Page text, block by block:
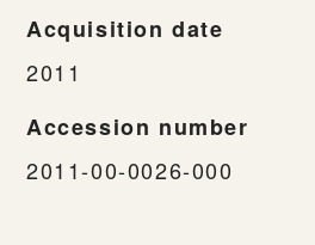
Acquisition date
2011
Accession number
2011-00-0026-000